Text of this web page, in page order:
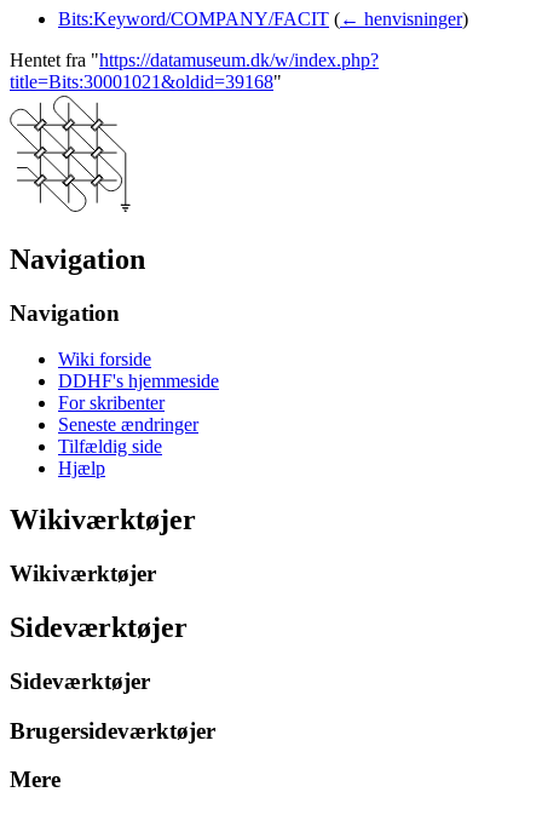
Bits:Keyword/COMPANY/FACIT (← henvisninger)
Hentet fra "https://datamuseum.dk/w/index.php?
title=Bits:30001021&oldid=39168"
Navigation
Navigation
Wiki forside
DDHF's hjemmeside
For skribenter
Seneste ændringer
Tilfældig side
Hjælp
Wikiværktøjer
Wikiværktøjer
Sideværktøjer
Sideværktøjer
Brugersideværktøjer
Mere